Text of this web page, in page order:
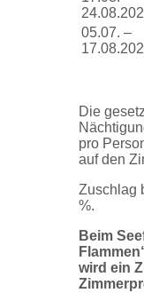
05.07. –
Die
pro
auf den
Zuschlag
%.
Beim
wird ein